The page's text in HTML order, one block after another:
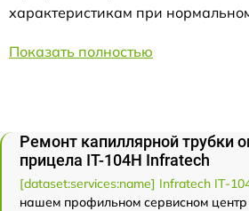
характеристикам при
Показать полностью
Ремонт капиллярной трубки
прицела IT-104H Infratech
[dataset:services:name] Infratech IT-
нашем профильном сервисном